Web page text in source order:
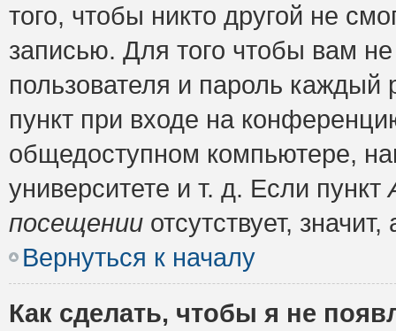
того, чтобы никто другой не
записью. Для того чтобы вам
пользователя и пароль
пункт при входе на
общедоступном компьютере,
университете и т. д. Если пункт
посещении отсутствует,
Вернуться к началу
Как сделать, чтобы я не